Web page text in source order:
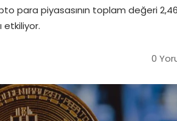
para piyasasının toplam değeri
etkiliyor.
0